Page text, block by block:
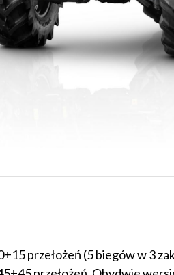
przełożeń (5 biegów w 3